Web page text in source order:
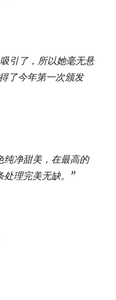
引了，所以她毫无悬
了今年第一次颁发
纯净甜美，在最高的
处理完美无缺。”